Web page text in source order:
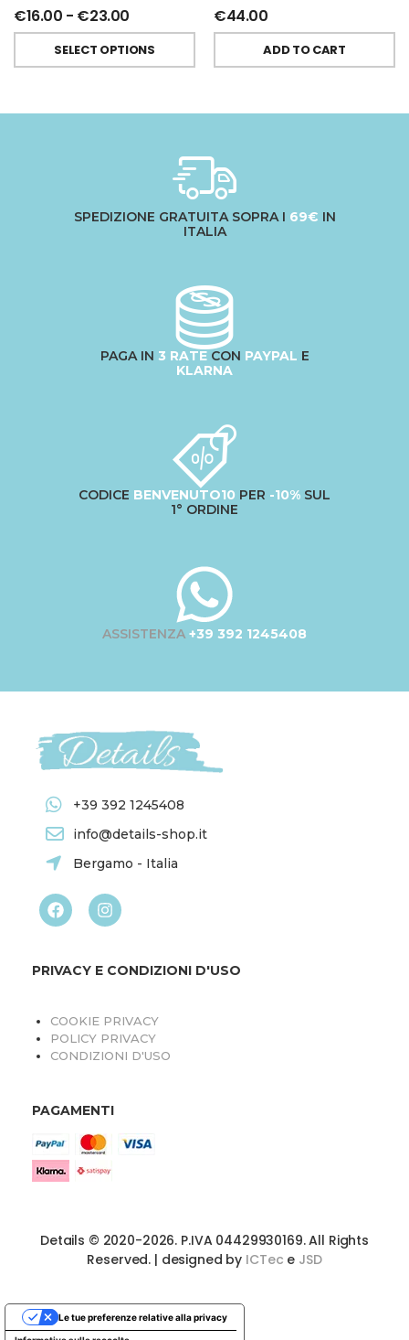
€16.00 - €23.00
SELECT OPTIONS
€44.00
ADD TO CART
SPEDIZIONE GRATUITA SOPRA I 69€ IN
ITALIA
PAGA IN 3 RATECON PAYPAL E
KLARNA
CODICE BENVENUTO10 PER -10% SUL
1° ORDINE
ASSISTENZA +39 392 1245408
+39 392 1245408
info@details-shop.it
Bergamo - Italia
PRIVACY E CONDIZIONI D'USO
COOKIE PRIVACY
POLICY PRIVACY
CONDIZIONI D'USO
PAGAMENTI
Details © 2020-2026. P.IVA 04429930169. All Rights
Reserved. | designed by ICTec e JSD
Le tue preferenze relative alla privacy